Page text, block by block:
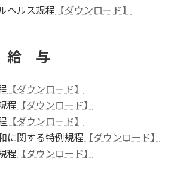
ルス規程 【ダウンロード】
給 与
【ダウンロード】
程 【ダウンロード】
【ダウンロード】
関する特例規程 【ダウンロード】
程 【ダウンロード】